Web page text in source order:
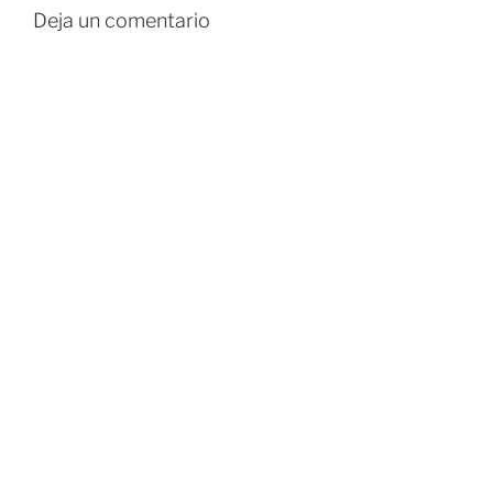
Deja un comentario